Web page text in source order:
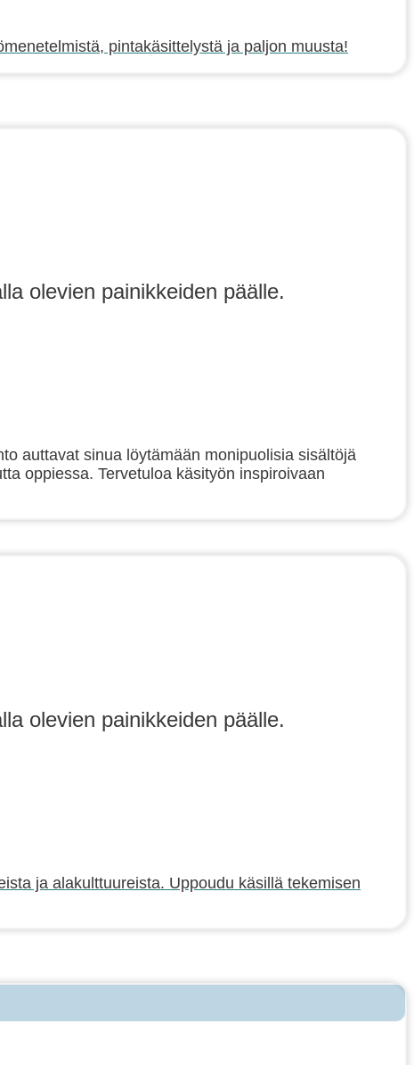
pintakäsittelystä ja paljon muusta!
olevien painikkeiden päälle.
auttavat sinua löytämään monipuolisia sisältöjä
oppiessa. Tervetuloa käsityön inspiroivaan
olevien painikkeiden päälle.
ja alakulttuureista. Uppoudu käsillä tekemisen